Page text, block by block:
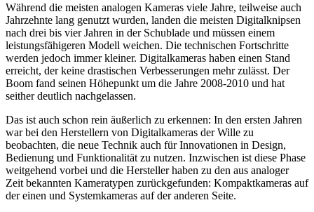
Während die meisten analogen Kameras viele Jahre, teilweise auch
Jahrzehnte lang genutzt wurden, landen die meisten Digitalknipsen
nach drei bis vier Jahren in der Schublade und müssen einem
leistungsfähigeren Modell weichen. Die technischen Fortschritte
werden jedoch immer kleiner. Digitalkameras haben einen Stand
erreicht, der keine drastischen Verbesserungen mehr zulässt. Der
Boom fand seinen Höhepunkt um die Jahre 2008-2010 und hat
seither deutlich nachgelassen.
Das ist auch schon rein äußerlich zu erkennen: In den ersten Jahren
war bei den Herstellern von Digitalkameras der Wille zu
beobachten, die neue Technik auch für Innovationen in Design,
Bedienung und Funktionalität zu nutzen. Inzwischen ist diese Phase
weitgehend vorbei und die Hersteller haben zu den aus analoger
Zeit bekannten Kameratypen zurückgefunden: Kompaktkameras auf
der einen und Systemkameras auf der anderen Seite.